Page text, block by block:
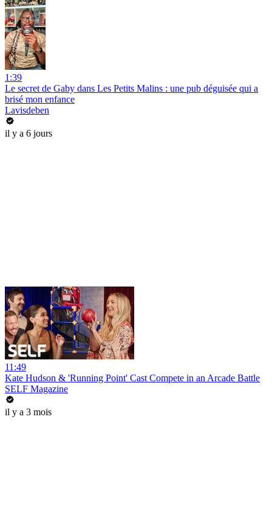
1:39
Le secret de Gaby dans Les Petits Malins : une pub déguisée qui a
brisé mon enfance
Lavisdeben
il y a 6 jours
11:49
Kate Hudson & 'Running Point' Cast Compete in an Arcade Battle
SELF Magazine
il y a 3 mois